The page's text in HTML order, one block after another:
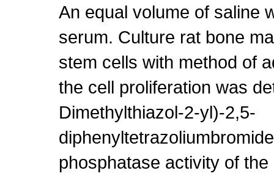
An equal volume of saline
serum. Culture rat bone
stem cells with method of
the cell proliferation was
Dimethylthiazol-2-yl)-2,5-
phosphatase activity of